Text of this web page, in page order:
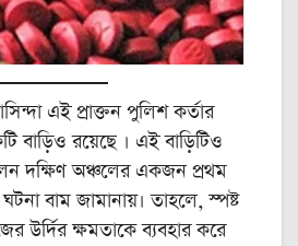
এই প্রাক্তন পুলিশ কর্তার
বাড়িও রয়েছে । এই বাড়িটিও
দক্ষিণ অঞ্চলের একজন প্রথম
বাম জামানায়। তাহলে, স্পষ্ট
উর্দির ক্ষমতাকে ব্যবহার করে